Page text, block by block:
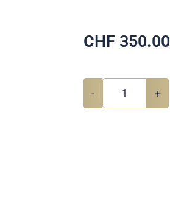
CHF 350.00
- +